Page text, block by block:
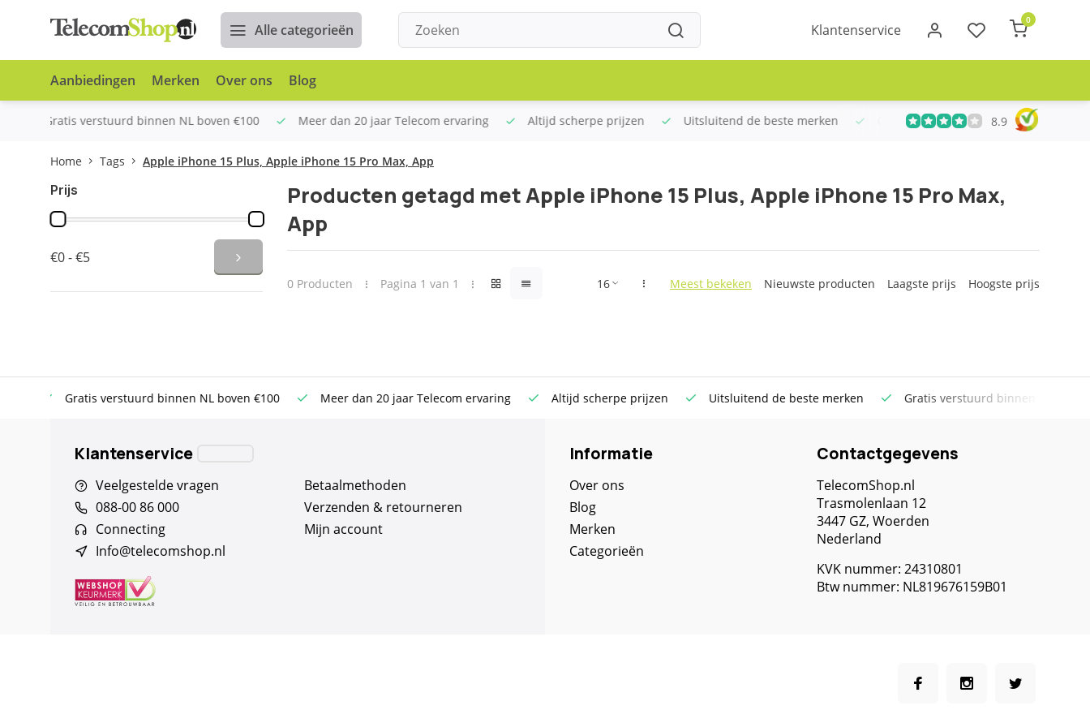
Alle categorieën Klantenservice
0
Aanbiedingen Merken Over ons Blog
€100 Meer dan 20 jaar Telecom ervaring Altijd scherpe prijzen Uitsluitend de beste merken Gratis verstuurd binnen NL boven €100 Meer dan 20 jaar Telecom
8.9
Home Tags Apple iPhone 15 Plus, Apple iPhone 15 Pro Max, App
Prijs
€0 - €5
Producten getagd met Apple iPhone 15 Plus, Apple iPhone 15 Pro Max,
App
0 Producten Pagina 1 van 1 Meest bekeken Nieuwste producten Laagste prijs Hoogste prijs
boven €100 Meer dan 20 jaar Telecom ervaring Altijd scherpe prijzen Uitsluitend de beste merken Gratis verstuurd binnen NL boven €100 Meer dan 20 jaar
Klantenservice
Veelgestelde vragen
088-00 86 000
Connecting
Info@telecomshop.nl
Betaalmethoden
Verzenden & retourneren
Mijn account
Informatie
Over ons
Blog
Merken
Categorieën
Contactgegevens
TelecomShop.nl
Trasmolenlaan 12
3447 GZ, Woerden
Nederland
KVK nummer: 24310801
Btw nummer: NL819676159B01